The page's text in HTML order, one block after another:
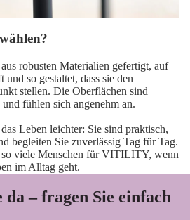
robusten Materialien gefertigt, auf
so gestaltet, dass sie den
stellen. Die Oberflächen sind
fühlen sich angenehm an.
Leben leichter: Sie sind praktisch,
begleiten Sie zuverlässig Tag für Tag.
so viele Menschen für VITILITY, wenn
im Alltag geht.
– fragen Sie einfach